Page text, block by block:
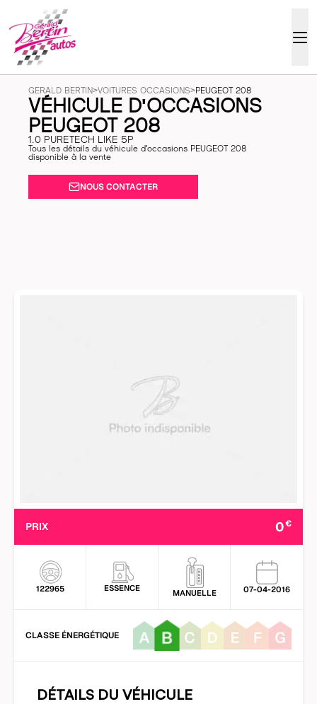
GERALD BERTIN>VOITURES OCCASIONS>PEUGEOT 208
VÉHICULE D'OCCASIONS
PEUGEOT 208
1.0 PURETECH LIKE 5P
Tous les détails du véhicule d'occasions PEUGEOT 208
disponible à la vente
NOUS CONTACTER
PRIX 0€
122965 ESSENCE MANUELLE 07-04-2016
CLASSE ÉNERGÉTIQUE
DÉTAILS DU VÉHICULE